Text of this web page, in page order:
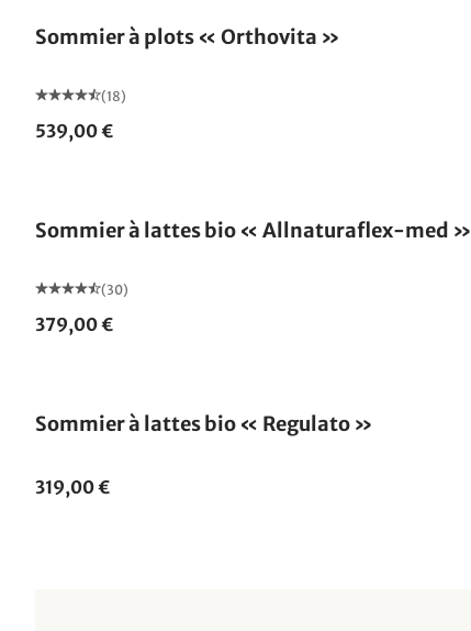
Sommier à plots « Orthovita »
(18)
539,00 €
Sommier à lattes bio « Allnaturaflex-med »
(30)
379,00 €
Sommier à lattes bio « Regulato »
319,00 €